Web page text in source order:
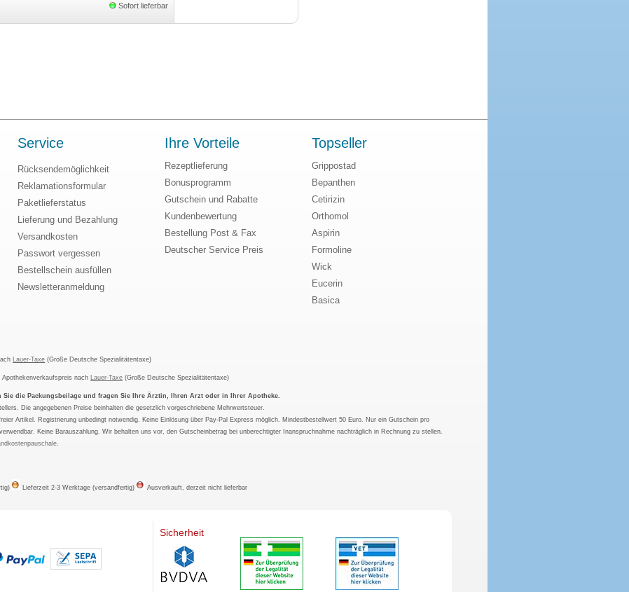
Sofort lieferbar
Service
Rücksendemöglichkeit
Reklamationsformular
Paketlieferstatus
Lieferung und Bezahlung
Versandkosten
Passwort vergessen
Bestellschein ausfüllen
Newsletteranmeldung
Ihre Vorteile
Rezeptlieferung
Bonusprogramm
Gutschein und Rabatte
Kundenbewertung
Bestellung Post & Fax
Deutscher Service Preis
Topseller
Grippostad
Bepanthen
Cetirizin
Orthomol
Aspirin
Formoline
Wick
Eucerin
Basica
Lauer-Taxe (Große Deutsche Spezialitätentaxe)
nach Lauer-Taxe (Große Deutsche Spezialitätentaxe)
Sie die Packungsbeilage und fragen Sie Ihre Ärztin, Ihren Arzt oder in Ihrer Apotheke.
Die angegebenen Preise beinhalten die gesetzlich vorgeschriebene Mehrwertsteuer.
Artikel. Registrierung unbedingt notwendig. Keine Einlösung über Pay-Pal Express möglich. Mindestbestellwert 50 Euro. Nur ein Gutschein pro
Keine Barauszahlung. Wir behalten uns vor, den Gutscheinbetrag bei unberechtigter Inanspruchnahme nachträglich in Rechnung zu stellen.
.
Lieferzeit 2-3 Werktage (versandfertig) Ausverkauft, derzeit nicht lieferbar
Sicherheit